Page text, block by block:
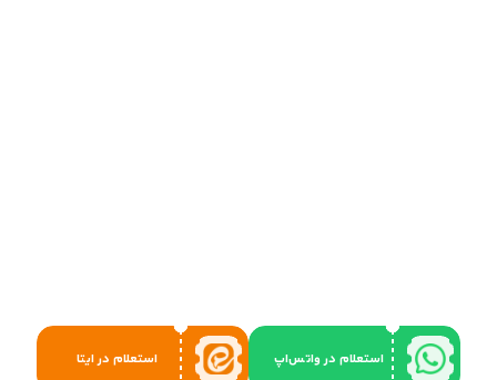
استعلام در واتس‌اپ استعلام در ایتا